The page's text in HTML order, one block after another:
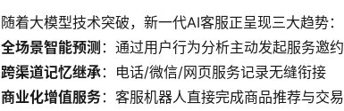
随着大模型技术突破，新一代AI客服正呈现三大趋势：
全场景智能预测 ：通过用户行为分析主动发起服务邀约
跨渠道记忆继承：电话/微信/网页服务记录无缝衔接
商业化增值服务：客服机器人直接完成商品推荐与交易